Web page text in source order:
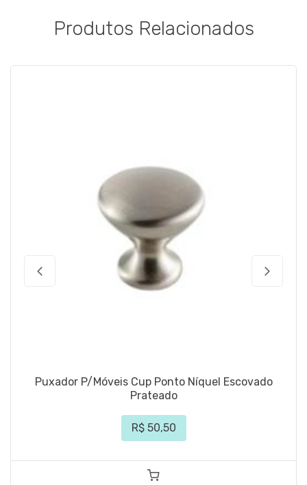
Produtos Relacionados
Puxador P/Móveis Cup Ponto Níquel Escovado
Prateado
R$ 50,50